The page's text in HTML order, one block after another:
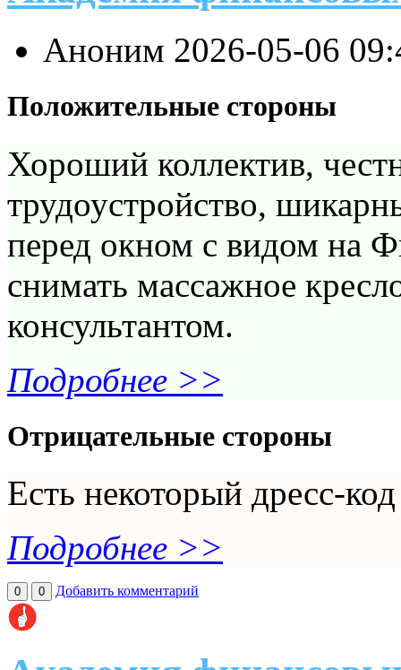
Аноним 2026-05-06
Положительные стороны
Хороший коллектив,
трудоустройство,
перед окном с видом на
снимать массажное
консультантом.
Подробнее >>
Отрицательные стороны
Есть некоторый дресс-код
Подробнее >>
0 0 Добавить комментарий